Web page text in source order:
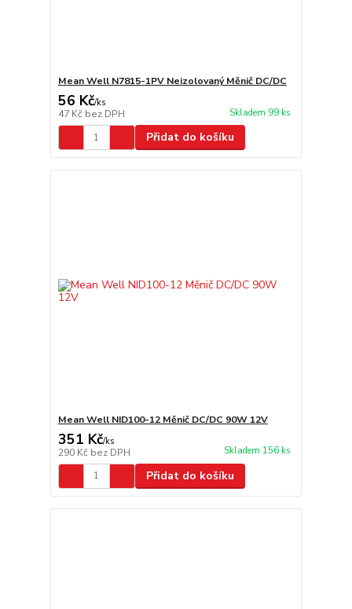
Mean Well N7815-1PV Neizolovaný Měnič DC/DC
56 Kč/ks
47 Kč bez DPH Skladem 99 ks
Přidat do košíku
Mean Well NID100-12 Měnič DC/DC 90W 12V
351 Kč/ks
290 Kč bez DPH Skladem 156 ks
Přidat do košíku